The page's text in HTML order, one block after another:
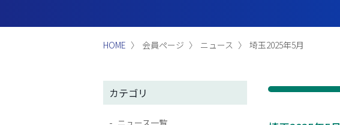
HOME 会員ページ ニュース 埼玉2025年5月
カテゴリ
ニュース一覧